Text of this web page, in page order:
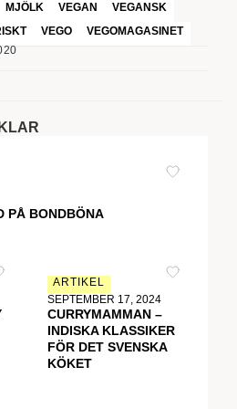
MJÖLK VEGAN
VEGANSK
VEGO
VEGOMAGASINET
PÅ BONDBÖNA
ARTIKEL
SEPTEMBER 17, 2024
CURRYMAMMAN –
INDISKA KLASSIKER
FÖR DET SVENSKA
KÖKET